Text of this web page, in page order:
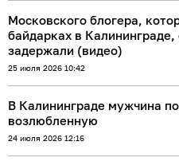
Московского блогера,
байдарках в Калининграде,
задержали (видео)
25 июля 2026 10:42
В Калининграде мужчина
возлюбленную
24 июля 2026 12:16